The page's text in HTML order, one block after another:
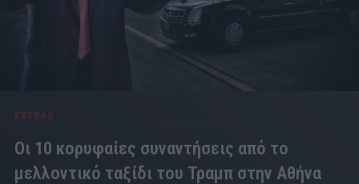
EXTRAS
Οι 10 κορυφαίες συναντήσεις από το
μελλοντικό ταξίδι του Τραμπ στην Αθήνα